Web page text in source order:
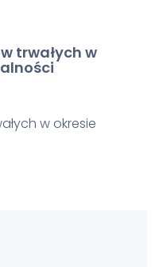
trwałych w
w okresie